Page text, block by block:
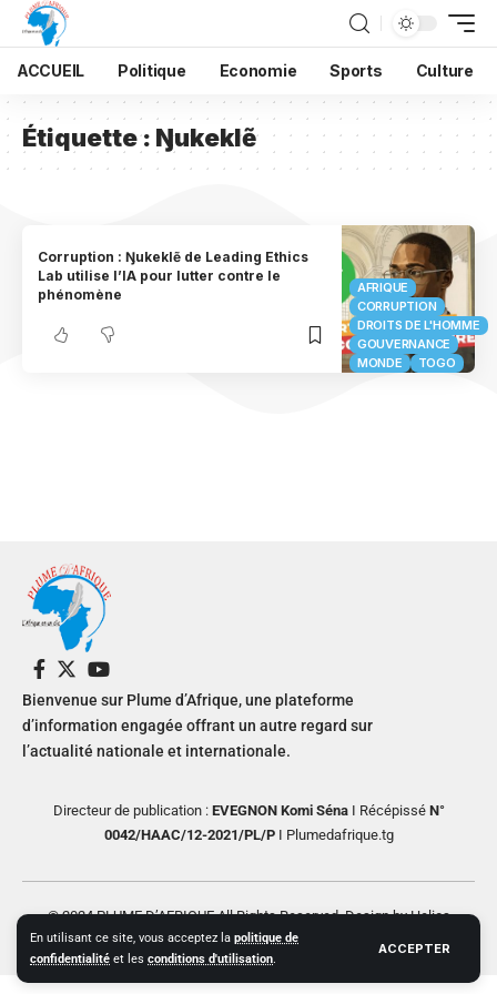
En utilisant ce site, vous acceptez la politique de
confidentialité et les conditions d'utilisation.
ACCEPTER
ACCUEIL Politique Economie Sports Culture
Étiquette : Ŋukeklẽ
AFRIQUE
CORRUPTION
DROITS DE L'HOMME
GOUVERNANCE
MONDE
TOGO
Corruption : Ŋukeklẽ de Leading Ethics
Lab utilise l’IA pour lutter contre le
phénomène
Bienvenue sur Plume d’Afrique, une plateforme
d’information engagée offrant un autre regard sur
l’actualité nationale et internationale.
Directeur de publication : EVEGNON Komi SénaI RécépisséN°
0042/HAAC/12-2021/PL/PI Plumedafrique.tg
© 2024 PLUME D’AFRIQUE All Rights Reserved. Design by Helios
Creative